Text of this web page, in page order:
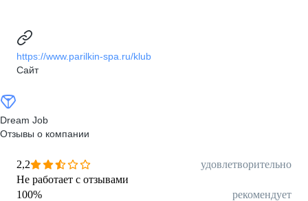
https://www.parilkin-spa.ru/klub
Сайт
Dream Job
Отзывы о компании
2,2
удовлетворительно
Не работает с отзывами
100% рекомендует